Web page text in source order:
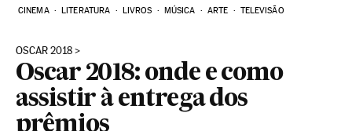
CINEMA LITERATURA LIVROS MÚSICA ARTE TELEVISÃO
OSCAR 2018
Oscar 2018: onde e como
assistir à entrega dos
prêmios